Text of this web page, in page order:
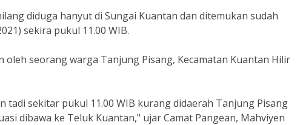
diduga hanyut di Sungai Kuantan dan ditemukan sudah
sekira pukul 11.00 WIB.
oleh seorang warga Tanjung Pisang, Kecamatan Kuantan Hilir
tadi sekitar pukul 11.00 WIB kurang didaerah Tanjung Pisang
dibawa ke Teluk Kuantan," ujar Camat Pangean, Mahviyen